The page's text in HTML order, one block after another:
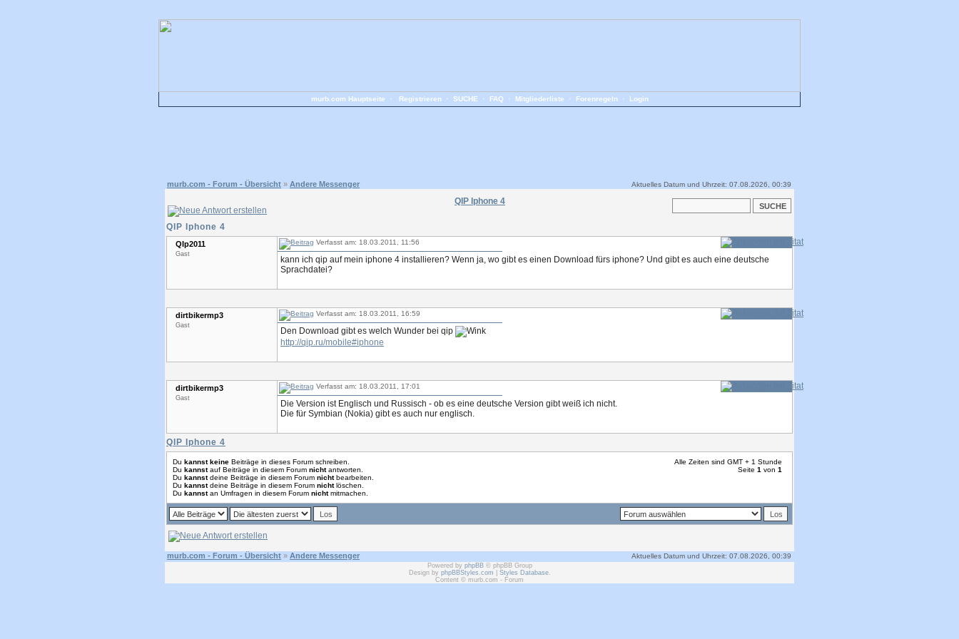
murb.com Hauptseite Registrieren• SUCHE FAQ Mitgliederliste Forenregeln• Login
murb.com - Forum - Übersicht » Andere Messenger Aktuelles Datum und Uhrzeit: 07.08.2026, 00:39
QIP Iphone 4
QIP Iphone 4
QIp2011
Gast
Verfasst am: 18.03.2011, 11:56
kann ich qip auf mein iphone 4 installieren? Wenn ja, wo gibt es einen Download fürs iphone? Und gibt es auch eine deutsche
Sprachdatei?
dirtbikermp3
Gast
Verfasst am: 18.03.2011, 16:59
Den Download gibt es welch Wunder bei qip
http://qip.ru/mobile#iphone
dirtbikermp3
Gast
Verfasst am: 18.03.2011, 17:01
Die Version ist Englisch und Russisch - ob es eine deutsche Version gibt weiß ich nicht.
Die für Symbian (Nokia) gibt es auch nur englisch.
QIP Iphone 4
Du kannst keine Beiträge in dieses Forum schreiben.
Du kannstauf Beiträge in diesem Forum nichtantworten.
Du kannstdeine Beiträge in diesem Forum nichtbearbeiten.
Du kannstdeine Beiträge in diesem Forum nichtlöschen.
Du kannstan Umfragen in diesem Forum nichtmitmachen.
Alle Zeiten sind GMT + 1 Stunde
Seite 1 von 1
murb.com - Forum - Übersicht » Andere Messenger Aktuelles Datum und Uhrzeit: 07.08.2026, 00:39
Powered by phpBB© phpBB Group
Design by phpBBStyles.com Styles Database.
Content © murb.com - Forum